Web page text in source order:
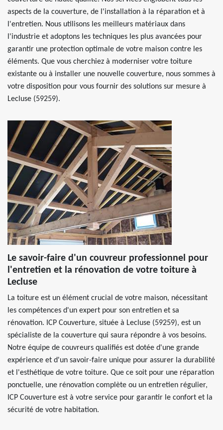
aspects de la couverture, de l'installation à la réparation et à
l'entretien. Nous utilisons les meilleurs matériaux dans
l'industrie et adoptons les techniques les plus avancées pour
garantir une protection optimale de votre maison contre les
éléments. Que vous cherchiez à moderniser votre toiture
existante ou à installer une nouvelle couverture, nous sommes à
votre disposition pour vous fournir des solutions sur mesure à
Lecluse (59259).
Le savoir-faire d'un couvreur professionnel pour
l'entretien et la rénovation de votre toiture à
Lecluse
La toiture est un élément crucial de votre maison, nécessitant
les compétences d'un expert pour son entretien et sa
rénovation. ICP Couverture, située à Lecluse (59259), est un
spécialiste de la couverture qui saura répondre à vos besoins.
Notre équipe de couvreurs qualifiés est dotée d'une grande
expérience et d'un savoir-faire unique pour assurer la durabilité
et l'esthétique de votre toiture. Que ce soit pour une réparation
ponctuelle, une rénovation complète ou un entretien régulier,
ICP Couverture est à votre service pour garantir le confort et la
sécurité de votre habitation.